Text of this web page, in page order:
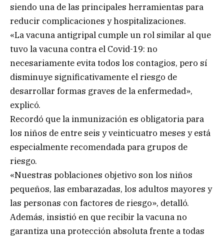
siendo una de las principales herramientas para
reducir complicaciones y hospitalizaciones.
«La vacuna antigripal cumple un rol similar al que
tuvo la vacuna contra el Covid-19: no
necesariamente evita todos los contagios, pero sí
disminuye significativamente el riesgo de
desarrollar formas graves de la enfermedad»,
explicó.
Recordó que la inmunización es obligatoria para
los niños de entre seis y veinticuatro meses y está
especialmente recomendada para grupos de
riesgo.
«Nuestras poblaciones objetivo son los niños
pequeños, las embarazadas, los adultos mayores y
las personas con factores de riesgo», detalló.
Además, insistió en que recibir la vacuna no
garantiza una protección absoluta frente a todas